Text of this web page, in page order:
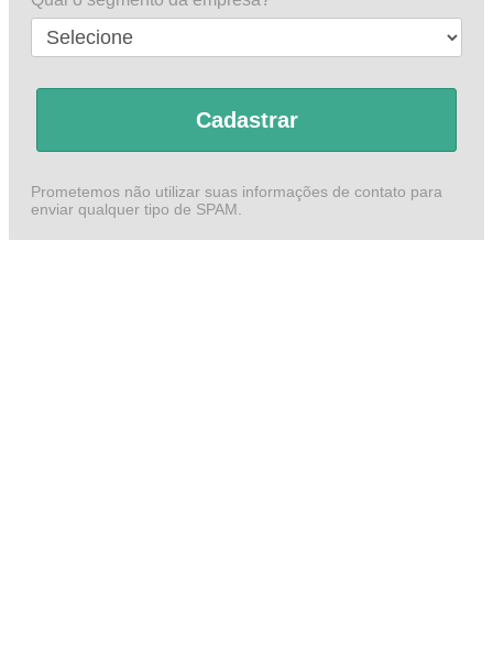
Cadastrar
Prometemos não utilizar suas informações de contato para
enviar qualquer tipo de SPAM.